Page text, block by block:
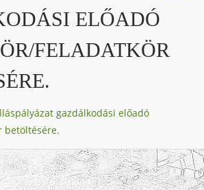
ELŐADÓ
FELADATKÖR
gazdálkodási előadó
betöltésére.